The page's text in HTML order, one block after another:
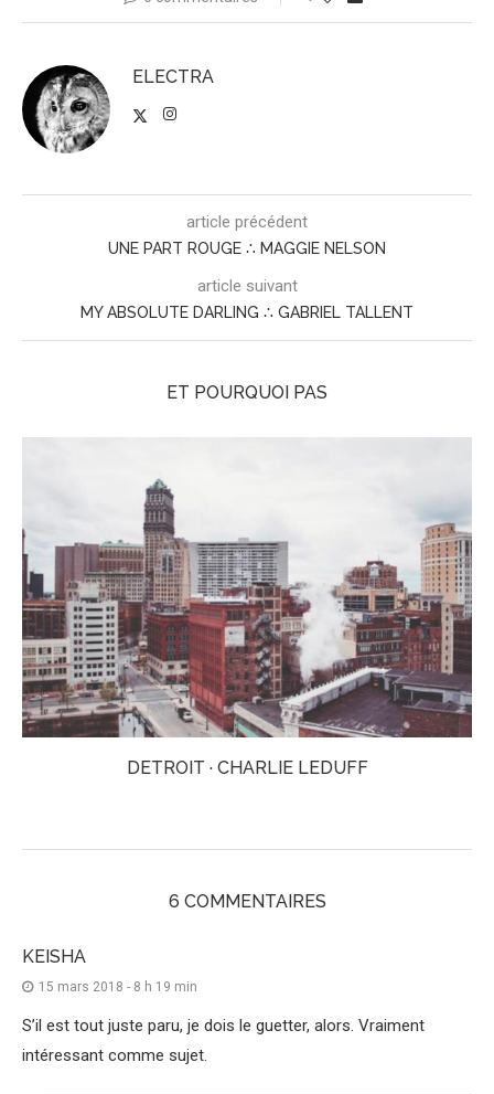
ELECTRA
article précédent
UNE PART ROUGE ∴ MAGGIE NELSON
article suivant
MY ABSOLUTE DARLING ∴ GABRIEL TALLENT
ET POURQUOI PAS
DETROIT · CHARLIE LEDUFF
6 COMMENTAIRES
KEISHA
15 mars 2018 - 8 h 19 min
S’il est tout juste paru, je dois le guetter, alors. Vraiment
intéressant comme sujet.